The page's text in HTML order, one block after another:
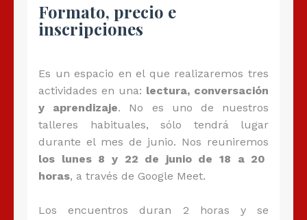
Formato, precio e
inscripciones
Es un espacio en el que realizaremos tres
actividades en una: lectura, conversación
y aprendizaje. No es uno de nuestros
talleres habituales, sólo tendrá lugar
durante el mes de junio. Nos reuniremos
los lunes 8 y 22 de junio de 18 a 20
horas, a través de Google Meet.
Los encuentros duran 2 horas y se